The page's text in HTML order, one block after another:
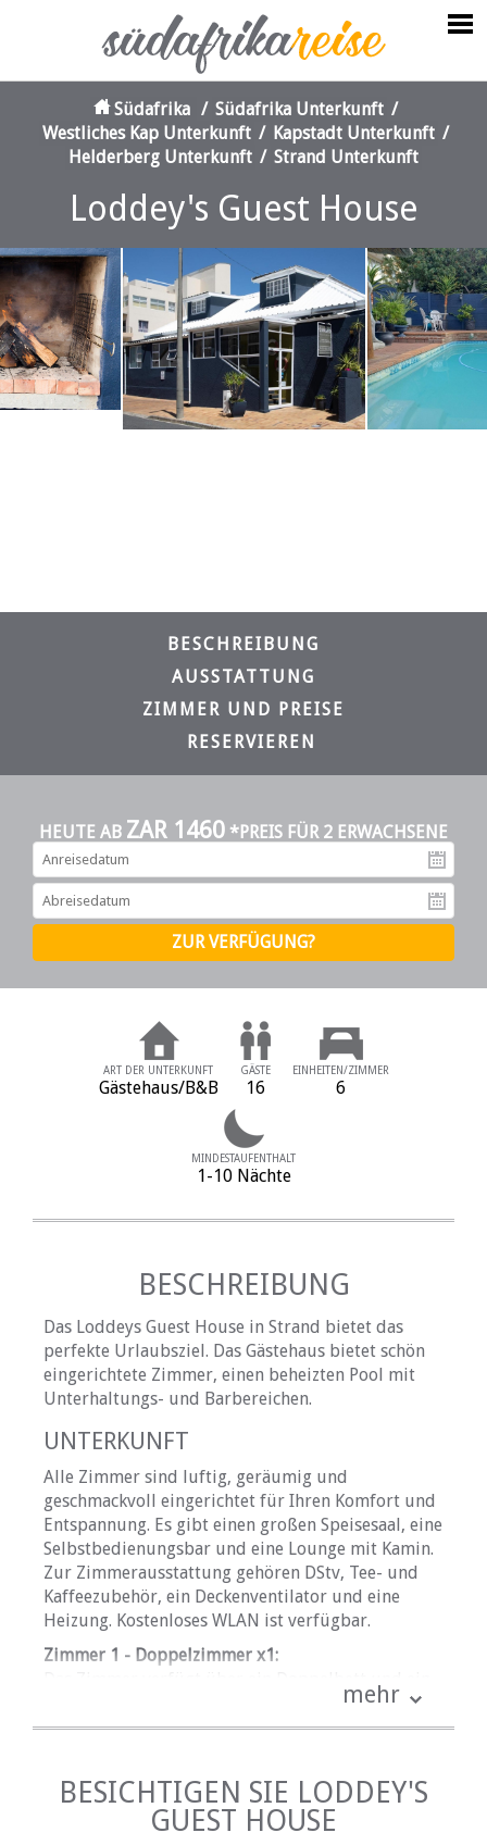
Südafrika / Südafrika Unterkunft /
Westliches Kap Unterkunft / Kapstadt Unterkunft /
Helderberg Unterkunft / Strand Unterkunft
Loddey's Guest House
›
BESCHREIBUNG
AUSSTATTUNG
ZIMMER UND PREISE
RESERVIEREN
HEUTE AB ZAR 1460 *PREIS FÜR 2 ERWACHSENE
ART DER UNTERKUNFT
Gästehaus/B&B
GÄSTE
16
EINHEITEN/ZIMMER
6
MINDESTAUFENTHALT
1-10 Nächte
BESCHREIBUNG
Das Loddeys Guest House in Strand bietet das
perfekte Urlaubsziel. Das Gästehaus bietet schön
eingerichtete Zimmer, einen beheizten Pool mit
Unterhaltungs- und Barbereichen.
UNTERKUNFT
Alle Zimmer sind luftig, geräumig und
geschmackvoll eingerichtet für Ihren Komfort und
Entspannung. Es gibt einen großen Speisesaal, eine
Selbstbedienungsbar und eine Lounge mit Kamin.
Zur Zimmerausstattung gehören DStv, Tee- und
Kaffeezubehör, ein Deckenventilator und eine
Heizung. Kostenloses WLAN ist verfügbar.
Zimmer 1 - Doppelzimmer x1:
eigenes Badezimmer mit Dusche. Ein Babybett
kann auf Anfrage zur Verfügung gestellt werden.
Das Zimmer ist mit zwei Einzelbetten ausgestattet
und verfügt über ein eigenes Bad mit einer
Dusche. Es gibt einen Frisiertisch im Zimmer.
mehr
BESICHTIGEN SIE LODDEY'S
GUEST HOUSE